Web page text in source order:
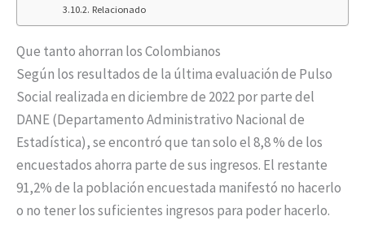
Relacionado
Que tanto ahorran los Colombianos
Según los resultados de la última evaluación de Pulso
Social realizada en diciembre de 2022 por parte del
DANE (Departamento Administrativo Nacional de
Estadística), se encontró que tan solo el 8,8 % de los
encuestados ahorra parte de sus ingresos. El restante
91,2% de la población encuestada manifestó no hacerlo
o no tener los suficientes ingresos para poder hacerlo.